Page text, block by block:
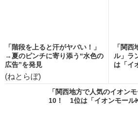
「階段を上ると汗がヤバい！」
→夏のピンチに寄り添う“水色の
広告”を発見
(ねとらぼ)
「関
ル」ラ
は「イ
「関西地方で人気のイオン
10！ 1位は「イオンモール